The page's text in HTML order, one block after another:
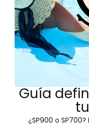
Guía
¿SP900 o